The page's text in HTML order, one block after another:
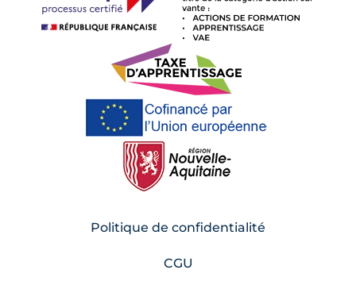
Politique de confidentialité
CGU